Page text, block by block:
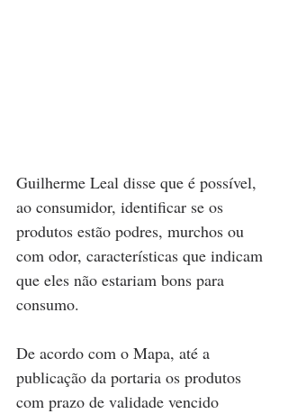
Guilherme Leal disse que é possível,
ao consumidor, identificar se os
produtos estão podres, murchos ou
com odor, características que indicam
que eles não estariam bons para
consumo.
De acordo com o Mapa, até a
publicação da portaria os produtos
com prazo de validade vencido